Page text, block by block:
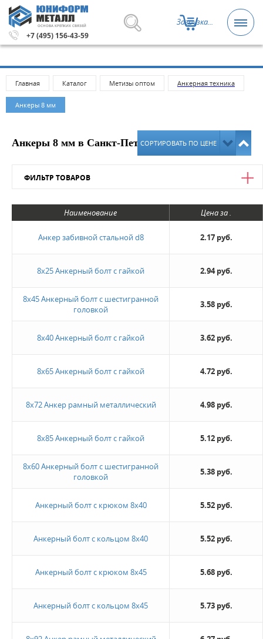
ОСНОВА КРЕПКИХ СВЯЗЕЙ
+7 (495) 156-43-59
Загрузка...
рублей.Метизы и крепежные изделия оптом.
Главная Каталог Метизы оптом Анкерная техника
Анкеры 8 мм
Анкеры 8 мм в Санкт-ПетербургеСОРТИРОВАТЬ ПО ЦЕНЕ
ФИЛЬТР ТОВАРОВ
Цена
Новинка
Величина скидки
20%
Не нашли ничего подходящего?
Оставьте заявку - мы найдем то, что вам нужно
Жду звонка
Наименование Цена за .
Анкер забивной стальной d8 2.17 руб.
8х25 Анкерный болт с гайкой 2.94 руб.
8х45 Анкерный болт с шестигранной
головкой
3.58 руб.
8х40 Анкерный болт с гайкой 3.62 руб.
8х65 Анкерный болт с гайкой 4.72 руб.
8х72 Анкер рамный металлический 4.98 руб.
8х85 Анкерный болт с гайкой 5.12 руб.
8х60 Анкерный болт с шестигранной
головкой
5.38 руб.
Анкерный болт с крюком 8х40 5.52 руб.
Анкерный болт с кольцом 8х40 5.52 руб.
Анкерный болт с крюком 8х45 5.68 руб.
Анкерный болт с кольцом 8х45 5.73 руб.